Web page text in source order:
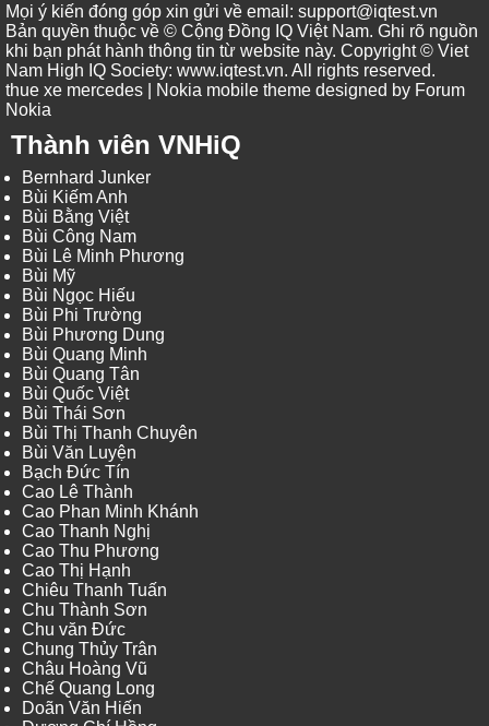
Mọi ý kiến đóng góp xin gửi về email: support@iqtest.vn
Bản quyền thuộc về © Cộng Đồng IQ Việt Nam. Ghi rõ nguồn
khi bạn phát hành thông tin từ website này. Copyright © Viet
Nam High IQ Society: www.iqtest.vn. All rights reserved.
thue xe mercedes | Nokia mobile theme designed by Forum
Nokia
Thành viên VNHiQ
Bernhard Junker
Bùi Kiếm Anh
Bùi Bằng Việt
Bùi Công Nam
Bùi Lê Minh Phương
Bùi Mỹ
Bùi Ngọc Hiếu
Bùi Phi Trường
Bùi Phương Dung
Bùi Quang Minh
Bùi Quang Tân
Bùi Quốc Việt
Bùi Thái Sơn
Bùi Thị Thanh Chuyên
Bùi Văn Luyện
Bạch Đức Tín
Cao Lê Thành
Cao Phan Minh Khánh
Cao Thanh Nghị
Cao Thu Phương
Cao Thị Hạnh
Chiêu Thanh Tuấn
Chu Thành Sơn
Chu văn Đức
Chung Thủy Trân
Châu Hoàng Vũ
Chế Quang Long
Doãn Văn Hiến